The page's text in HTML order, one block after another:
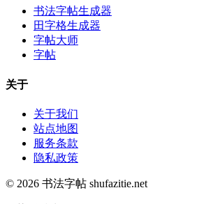
书法字帖生成器
田字格生成器
字帖大师
字帖
关于
关于我们
站点地图
服务条款
隐私政策
© 2026 书法字帖 shufazitie.net